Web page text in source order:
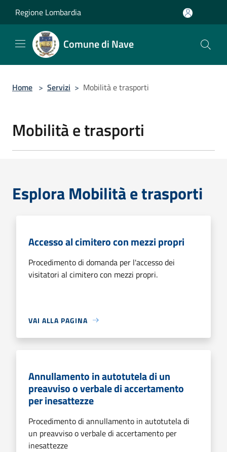
Regione Lombardia
Comune di Nave
Home > Servizi > Mobilità e trasporti
Mobilità e trasporti
Esplora Mobilità e trasporti
Accesso al cimitero con mezzi propri
Procedimento di domanda per l'accesso dei
visitatori al cimitero con mezzi propri.
VAI ALLA PAGINA
Annullamento in autotutela di un
preavviso o verbale di accertamento
per inesattezze
Procedimento di annullamento in autotutela di
un preavviso o verbale di accertamento per
inesattezze